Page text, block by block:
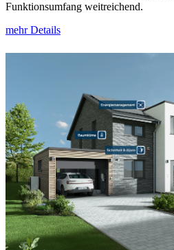
Funktionsumfang weitreichend.
mehr Details